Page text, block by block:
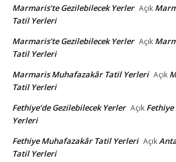
Marmaris’te Gezilebilecek Yerler Açık
Tatil Yerleri
Marmaris’te Gezilebilecek Yerler Açık
Tatil Yerleri
Marmaris Muhafazakâr Tatil Yerleri Açık
Tatil Yerleri
Fethiye’de Gezilebilecek Yerler Açık
Yerleri
Fethiye Muhafazakâr Tatil Yerleri Açık
Tatil Yerleri